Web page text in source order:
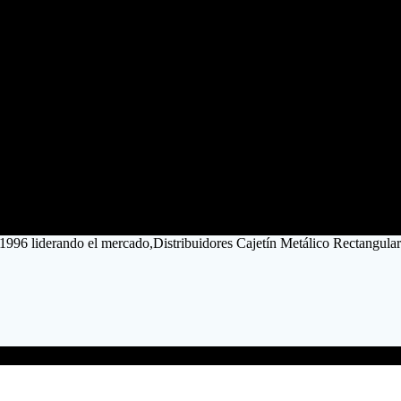
liderando el mercado,Distribuidores Cajetín Metálico